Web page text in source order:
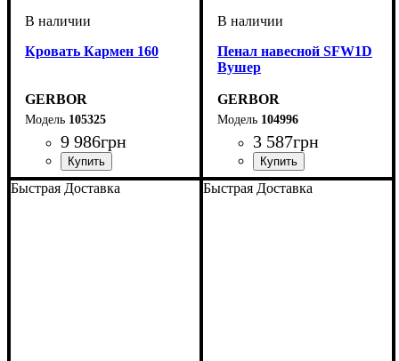
Кровать Кармен 160
GERBOR
105325
9 986грн
Пенал навесной SFW1D
Вушер
GERBOR
104996
3 587грн
Быстрая Доставка Быстрая Доставка